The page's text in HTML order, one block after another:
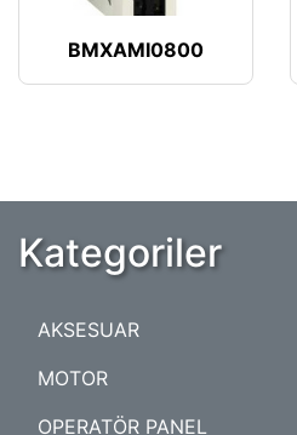
BMXAMI0800
Kategoriler
AKSESUAR
MOTOR
OPERATÖR PANEL